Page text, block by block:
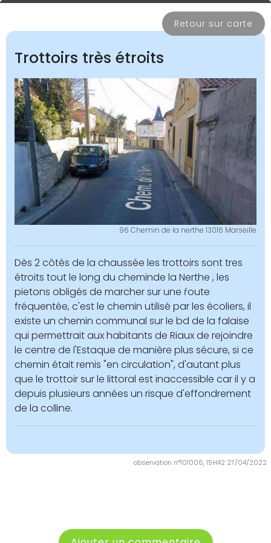
Retour sur carte
observation n°101006, 15H42 27/04/2022
Trottoirs très étroits
96 Chemin de la nerthe 13016 Marseille
Dès 2 côtés de la chaussée les trottoirs sont tres
étroits tout le long du cheminde la Nerthe , les
pietons obligés de marcher sur une ŕoute
fréquentée, c'est le chemin utilisé par les écoliers, il
existe un chemin communal sur le bd de la falaise
qui permettrait aux habitants de Riaux de rejoindre
le centre de l'Estaque de manière plus sécure, si ce
chemin était remis "en circulation", d'autant plus
que le trottoir sur le littoral est inaccessible car il y a
depuis plusieurs années un risque d'effondrement
de la colline.